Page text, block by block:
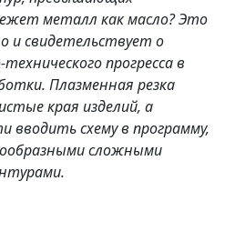
металл как масло? Это
и свидетельствует о
прогресса в
Плазменная резка
края изделий, а
вводить схему в программу,
сложными